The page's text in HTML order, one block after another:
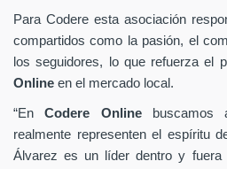
Para Codere esta asociación
compartidos como la pasión, el
los seguidores, lo que refuerza el
Online en el mercado local.
“EnCodere Onlinebuscamos
realmente representen el espíritu
Álvarez es un líder dentro y